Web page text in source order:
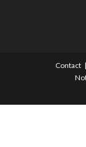
Contact